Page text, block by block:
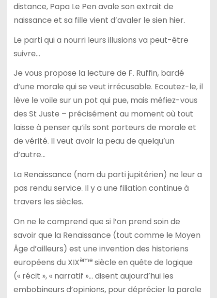
distance, Papa Le Pen avale son extrait de
naissance et sa fille vient d’avaler le sien hier.
Le parti qui a nourri leurs illusions va peut-être
suivre…
Je vous propose la lecture de F. Ruffin, bardé
d’une morale qui se veut irrécusable. Ecoutez-le, il
lève le voile sur un pot qui pue, mais méfiez-vous
des St Juste – précisément au moment où tout
laisse à penser qu’ils sont porteurs de morale et
de vérité. Il veut avoir la peau de quelqu’un
d’autre…
La Renaissance (nom du parti jupitérien) ne leur a
pas rendu service. Il y a une filiation continue à
travers les siècles.
On ne le comprend que si l’on prend soin de
savoir que la Renaissance (tout comme le Moyen
Âge d’ailleurs) est une invention des historiens
européens du XIXèmesiècle en quête de logique
(« récit », « narratif »… disent aujourd’hui les
embobineurs d’opinions, pour déprécier la parole